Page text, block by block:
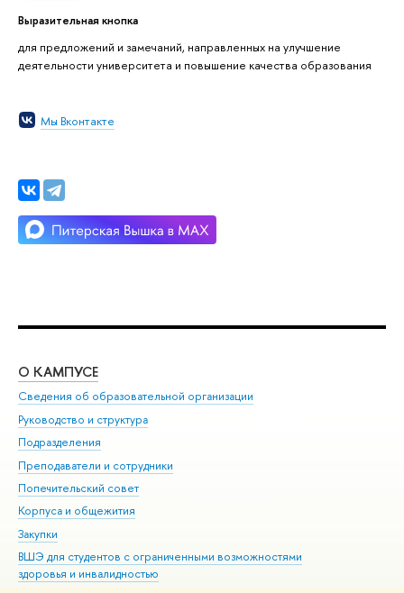
Выразительная кнопка
для предложений и замечаний, направленных на улучшение
деятельности университета и повышение качества образования
Мы Вконтакте
О КАМПУСЕ
Сведения об образовательной организации
Руководство и структура
Подразделения
Преподаватели и сотрудники
Попечительский совет
Корпуса и общежития
Закупки
ВШЭ для студентов с ограниченными возможностями
здоровья и инвалидностью